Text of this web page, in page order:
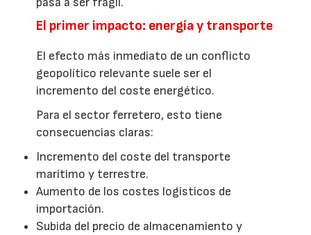
El primer impacto: energía y transporte
El efecto más inmediato de un conflicto
geopolítico relevante suele ser el
incremento del coste energético.
Para el sector ferretero, esto tiene
consecuencias claras:
Incremento del coste del transporte
marítimo y terrestre.
Aumento de los costes logísticos de
importación.
Subida del precio de almacenamiento y